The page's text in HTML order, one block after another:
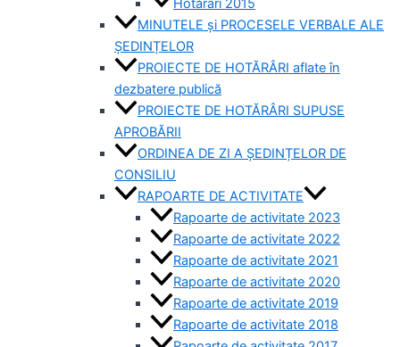
MINUTELE și PROCESELE VERBALE ALE
ȘEDINȚELOR
PROIECTE DE HOTĂRÂRI aflate în
dezbatere publică
PROIECTE DE HOTĂRÂRI SUPUSE
APROBĂRII
ORDINEA DE ZI A ȘEDINȚELOR DE
CONSILIU
RAPOARTE DE ACTIVITATE
Rapoarte de activitate 2023
Rapoarte de activitate 2022
Rapoarte de activitate 2021
Rapoarte de activitate 2020
Rapoarte de activitate 2019
Rapoarte de activitate 2018